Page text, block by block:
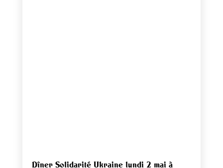
Dîner Solidarité Ukraine lundi 2 mai à